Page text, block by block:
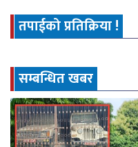
तपाईको प्रतिक्रिया !
सम्बन्धित खबर